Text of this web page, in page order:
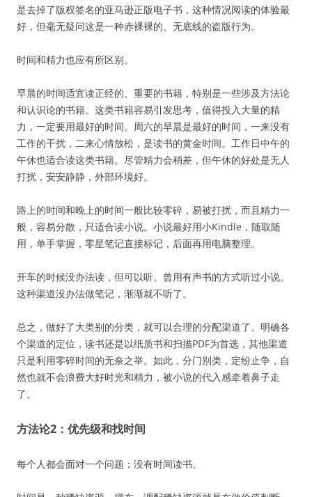
是去掉了版权签名的亚马逊正版电子书，这种情况阅读的体验最
好，但毫无疑问这是一种赤裸裸的、无底线的盗版行为。
时间和精力也应有所区别。
早晨的时间适宜读正经的、重要的书籍，特别是一些涉及方法论
和认识论的书籍。这类书籍容易引发思考，值得投入大量的精
力，一定要用最好的时间。周六的早晨是最好的时间，一来没有
工作的干扰，二来心情放松，是读书的黄金时间。工作日中午的
午休也适合读这类书籍。尽管精力会稍差，但午休的好处是无人
打扰，安安静静，外部环境好。
路上的时间和晚上的时间一般比较零碎，易被打扰，而且精力一
般，容易分散，只适合读小说。小说最好用小Kindle，随取随
用，单手掌握，零星笔记直接标记，后面再用电脑整理。
开车的时候没办法读，但可以听。曾用有声书的方式听过小说。
这种渠道没办法做笔记，渐渐就不听了。
总之，做好了大类别的分类，就可以合理的分配渠道了。明确各
个渠道的定位，读书还是以纸质书和扫描PDF为首选，其他渠道
只是利用零碎时间的无奈之举。如此，分门别类，定纷止争，自
然也就不会浪费大好时光和精力，被小说的代入感牵着鼻子走
了。
方法论2：优先级和找时间
每个人都会面对一个问题：没有时间读书。